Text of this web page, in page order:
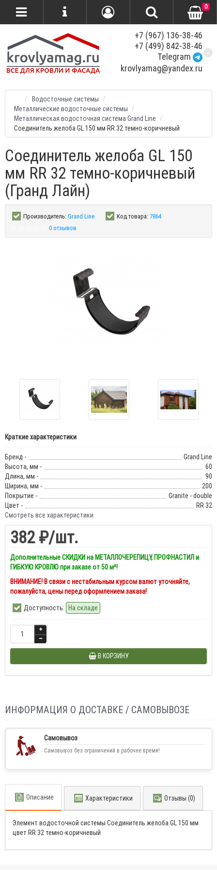
+7 (967) 136-38-46
+7 (499) 842-38-46
Telegram
krovlyamag@yandex.ru
0
Водосточные системы
Металлические водосточные системы
Металлическая водосточная система Grand Line
Соединитель желоба GL 150 мм RR 32 темно-коричневый
Соединитель желоба GL 150
мм RR 32 темно-коричневый
(Гранд Лайн)
Производитель:Grand Line Код товара:7864
0 отзывов
Краткие характеристики
Бренд -
Grand Line
Высота, мм -
60
Длина, мм -
90
Ширина, мм -
200
Покрытие -
Granite - double
Цвет -
RR 32
Смотреть все характеристики
382 ₽/шт.
Дополнительные СКИДКИ на МЕТАЛЛОЧЕРЕПИЦУ, ПРОФНАСТИЛ и
ГИБКУЮ КРОВЛЮ при заказе от 50 м²!
ВНИМАНИЕ! В связи с нестабильным курсом валют уточняйте,
пожалуйста, цены перед оформлением заказа!
Доступность: На складе
В КОРЗИНУ
ИНФОРМАЦИЯ О ДОСТАВКЕ / САМОВЫВОЗЕ
Самовывоз
Самовывоз без ограничений в рабочее время!
Описание Характеристики Отзывы (0)
Элемент водосточной системы Соединитель желоба GL 150 мм
цвет RR 32 темно-коричневый